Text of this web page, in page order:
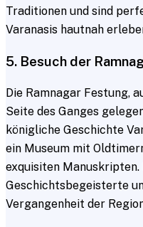
Traditionen und sind
Varanasis hautnah
5. Besuch der
Die Ramnagar Festung,
Seite des Ganges
königliche Geschichte
ein Museum mit
exquisiten
Geschichtsbegeisterte
Vergangenheit der